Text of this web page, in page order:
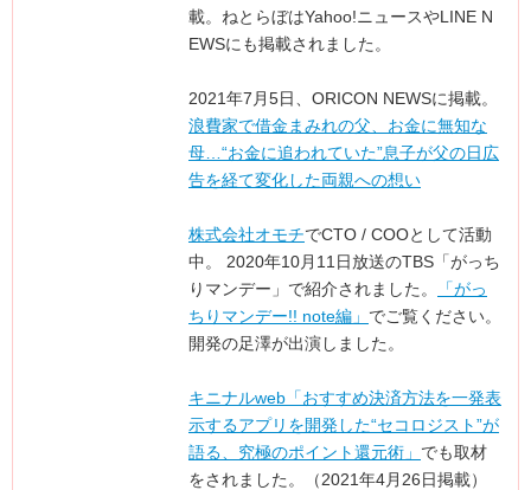
載。ねとらぼはYahoo!ニュースやLINE N
EWSにも掲載されました。
2021年7月5日、ORICON NEWSに掲載。
浪費家で借金まみれの父、お金に無知な
母…“お金に追われていた”息子が父の日広
告を経て変化した両親への想い
株式会社オモチでCTO / COOとして活動
中。 2020年10月11日放送のTBS「がっち
りマンデー」で紹介されました。
「がっ
ちりマンデー!! note編」 でご覧ください。
開発の足澤が出演しました。
キニナルweb「おすすめ決済方法を一発表
示するアプリを開発した“セコロジスト”が
語る、究極のポイント還元術」 でも取材
をされました。（2021年4月26日掲載）